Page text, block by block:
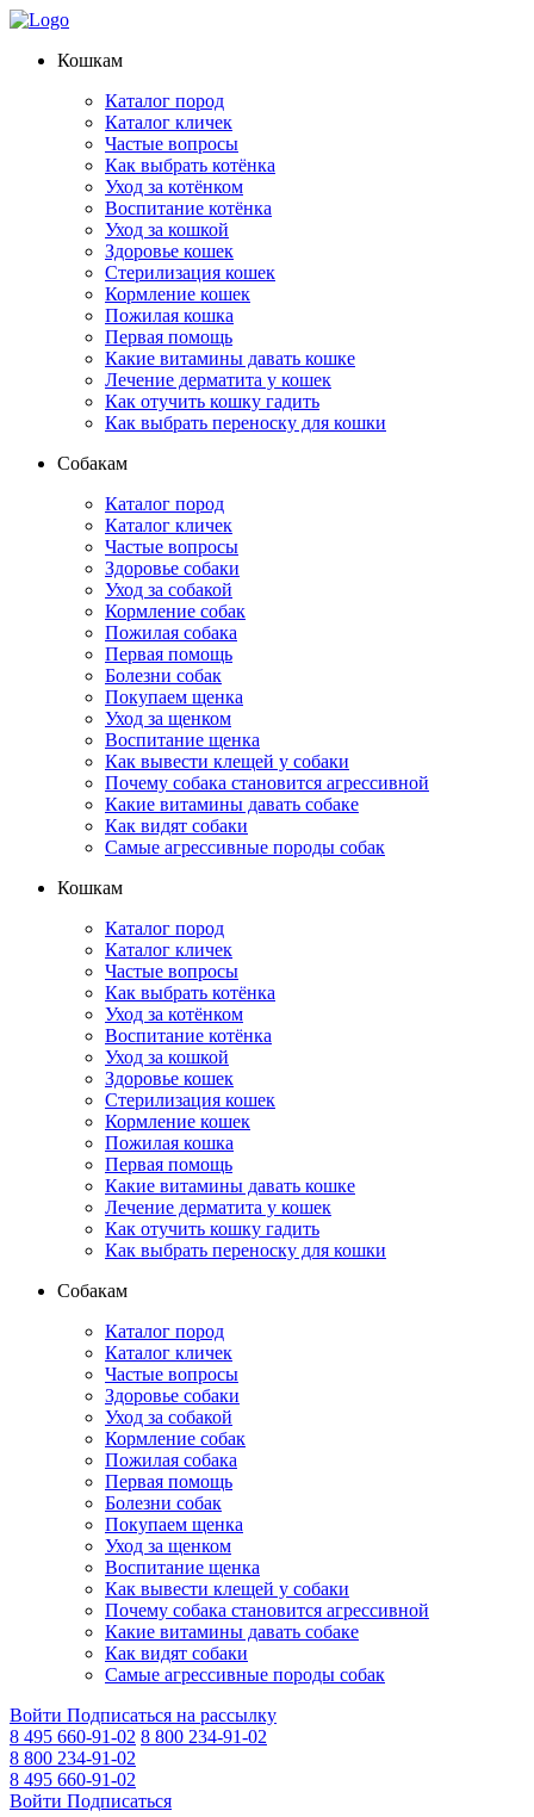
Кошкам
Каталог пород
Каталог кличек
Частые вопросы
Как выбрать котёнка
Уход за котёнком
Воспитание котёнка
Уход за кошкой
Здоровье кошек
Стерилизация кошек
Кормление кошек
Пожилая кошка
Первая помощь
Какие витамины давать кошке
Лечение дерматита у кошек
Как отучить кошку гадить
Как выбрать переноску для кошки
Собакам
Каталог пород
Каталог кличек
Частые вопросы
Здоровье собаки
Уход за собакой
Кормление собак
Пожилая собака
Первая помощь
Болезни собак
Покупаем щенка
Уход за щенком
Воспитание щенка
Как вывести клещей у собаки
Почему собака становится агрессивной
Какие витамины давать собаке
Как видят собаки
Самые агрессивные породы собак
Кошкам
Каталог пород
Каталог кличек
Частые вопросы
Как выбрать котёнка
Уход за котёнком
Воспитание котёнка
Уход за кошкой
Здоровье кошек
Стерилизация кошек
Кормление кошек
Пожилая кошка
Первая помощь
Какие витамины давать кошке
Лечение дерматита у кошек
Как отучить кошку гадить
Как выбрать переноску для кошки
Собакам
Каталог пород
Каталог кличек
Частые вопросы
Здоровье собаки
Уход за собакой
Кормление собак
Пожилая собака
Первая помощь
Болезни собак
Покупаем щенка
Уход за щенком
Воспитание щенка
Как вывести клещей у собаки
Почему собака становится агрессивной
Какие витамины давать собаке
Как видят собаки
Самые агрессивные породы собак
Войти Подписаться на рассылку
8 495 660-91-02 8 800 234-91-02
8 800 234-91-02
8 495 660-91-02
Войти Подписаться